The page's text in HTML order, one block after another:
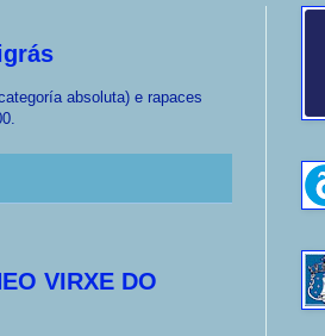
absoluta) e rapaces
VIRXE DO